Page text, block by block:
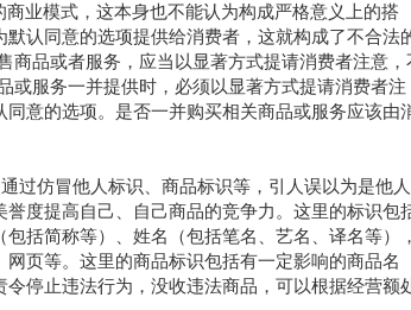
业模式，这本身也不能认为构成严格意义上的搭
认同意的选项提供给消费者，这就构成了不合法
商品或者服务，应当以显著方式提请消费者注意，
或服务一并提供时，必须以显著方式提请消费者注
意的选项。是否一并购买相关商品或服务应该由
过仿冒他人标识、商品标识等，引人误以为是他
度提高自己、自己商品的竞争力。这里的标识包
括简称等）、姓名（包括笔名、艺名、译名等），
页等。这里的商品标识包括有一定影响的商品名
停止违法行为，没收违法商品，可以根据经营额